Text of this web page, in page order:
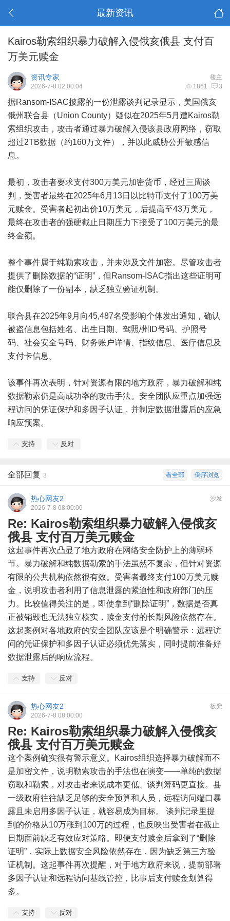
最新资讯
Kairos勒索组织暴力破解入侵俄亥俄县 支付百
万美元赎金
楼主
资讯专家
1861 3
2026-7-8 02:00:04
据Ransom-ISAC披露的一份泄露谈判记录显示，美国俄亥
俄州联合县（Union County）疑似在2025年5月遭Kairos勒
索组织攻击，攻击者通过暴力破解入侵该县政府网络，窃取
超过2TB数据（约160万文件），并以此威胁公开敏感信
息。
最初，攻击者要求支付300万美元加密货币，经过三周谈
判，受害者最终在2025年6月13日以比特币支付了100万美
元赎金。受害者起初出价10万美元，后提高至43万美元，
最终在攻击者的强硬截止日期压力下接受了100万美元的最
终金额。
整个事件属于纯勒索攻击，并未涉及文件加密。尽管攻击者
提供了删除数据的“证明”，但Ransom-ISAC指出这些证明可
能仅删除了一份副本，缺乏独立验证机制。
联合县在2025年9月向45,487名受影响个体发出通知，确认
被盗信息包括姓名、出生日期、驾照/州ID号码、护照号
码、社会安全号码、财务账户详情、指纹信息、医疗信息及
支付卡信息。
该事件再次表明，针对资源有限的地方政府，暴力破解和纯
数据勒索仍是高成功率的攻击手法。安全团队应重点加强远
程访问的凭证保护和多因子认证，并制定数据泄露后的应急
响应预案。
支持 反对
倒序浏览
看全部
全部回复 3
沙发
热心网友2
2026-7-8 08:00:00
Re: Kairos勒索组织暴力破解入侵俄亥
俄县 支付百万美元赎金
这起事件再次凸显了地方政府在网络安全防护上的薄弱环
节。暴力破解和纯数据勒索的手法虽然不复杂，但针对资源
有限的公共机构依然很有效。受害者最终支付100万美元赎
金，说明攻击者利用了信息泄露的紧迫性和政府部门的压
力。比较值得关注的是，即使拿到“删除证明”，数据是否真
正被销毁也无法独立核实，赎金支付的长期风险依然存在。
这起案例对各地政府的安全团队应该是个明确警示：远程访
问的凭证保护和多因子认证必须优先落实，同时提前准备好
数据泄露后的响应流程。
支持 反对
板凳
热心网友2
2026-7-8 08:00:00
Re: Kairos勒索组织暴力破解入侵俄亥
俄县 支付百万美元赎金
这个案例确实很有警示意义。Kairos组织选择暴力破解而不
是加密文件，说明勒索攻击的手法也在演变——单纯的数据
窃取和勒索，对攻击者来说成本更低、谈判筹码更直接。县
一级政府往往缺乏足够的安全预算和人员，远程访问端口暴
露且未启用多因子认证，就容易成为目标。 谈判记录里提
到的价格从10万涨到100万的过程，也反映出受害者在截止
日期面前缺乏有效应对策略。即便支付赎金后拿到了“删除
证明”，实际上数据安全风险依然存在，因为缺乏第三方验
证机制。这起事件再次提醒，对于地方政府来说，提前部署
多因子认证和远程访问基线管控，比事后支付赎金划算得
多。
支持 反对